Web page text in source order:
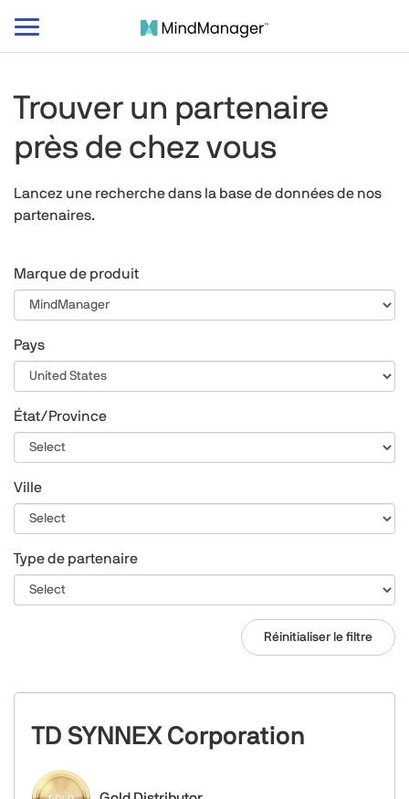
Basculer
navigation
Trouver un partenaire
près de chez vous
Lancez une recherche dans la base de données de nos
partenaires.
Marque de produit
Pays
État/Province
Ville
Type de partenaire
Réinitialiser le filtre
TD SYNNEX Corporation